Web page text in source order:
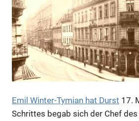
Emil Winter-Tymian hat Durst 17.
Schrittes begab sich der Chef